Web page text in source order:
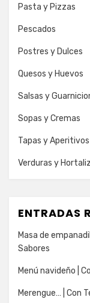
Pasta y Pizzas
Pescados
Postres y Dulces
Quesos y Huevos
Salsas y
Sopas y Cremas
Tapas y Aperitivos
Verduras y
ENTRADAS
Masa de
Sabores
Menú navideño |
Merengue… | Con